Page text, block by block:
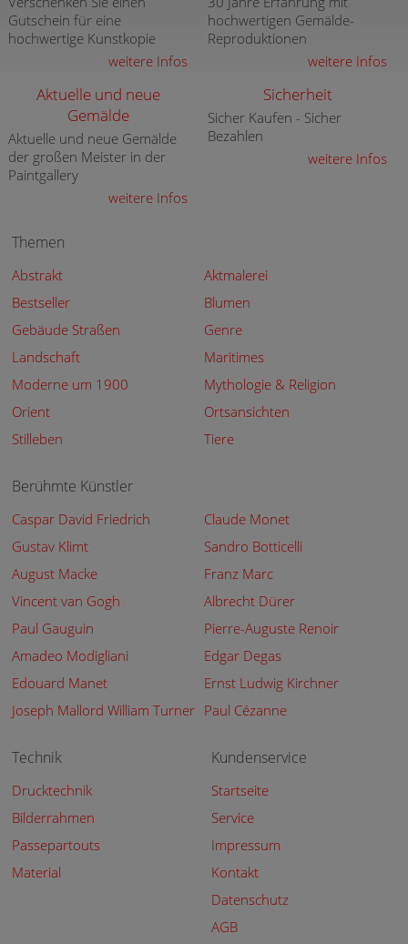
Gutschein für eine
hochwertige Kunstkopie
weitere Infos
hochwertigen Gemälde-
Reproduktionen
weitere Infos
Aktuelle und neue
Gemälde
Aktuelle und neue Gemälde
der großen Meister in der
Paintgallery
weitere Infos
Sicherheit
Sicher Kaufen - Sicher
Bezahlen
weitere Infos
Themen
Abstrakt
Aktmalerei
Bestseller
Blumen
Gebäude Straßen
Genre
Landschaft
Maritimes
Moderne um 1900
Mythologie & Religion
Orient
Ortsansichten
Stilleben
Tiere
Berühmte Künstler
Caspar David Friedrich
Claude Monet
Gustav Klimt
Sandro Botticelli
August Macke
Franz Marc
Vincent van Gogh
Albrecht Dürer
Paul Gauguin
Pierre-Auguste Renoir
Amadeo Modigliani
Edgar Degas
Edouard Manet
Ernst Ludwig Kirchner
Joseph Mallord William Turner Paul Cézanne
Technik
Drucktechnik
Bilderrahmen
Passepartouts
Material
Kundenservice
Startseite
Service
Impressum
Kontakt
Datenschutz
AGB